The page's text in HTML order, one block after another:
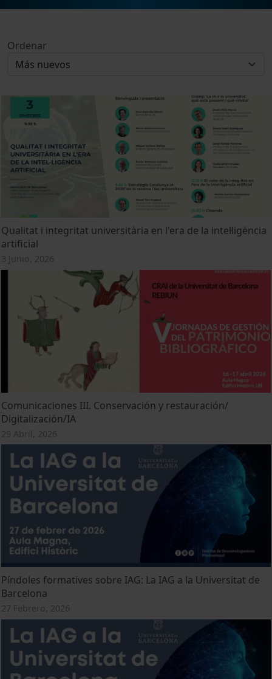
Ordenar
Qualitat i integritat universitària en l'era de la intel·ligència
artificial
3 Junio, 2026
Comunicaciones III. Conservación y restauración/
Digitalización/IA
29 Abril, 2026
Píndoles formatives sobre IAG: La IAG a la Universitat de
Barcelona
27 Febrero, 2026